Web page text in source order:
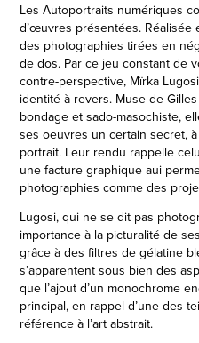
Les Autoportraits numériques
d’œuvres présentées. Réalisée
des photographies tirées en
de dos. Par ce jeu constant de
contre-perspective, Mïrka
identité à revers. Muse de
bondage et sado-masochiste,
ses oeuvres un certain secret,
portrait. Leur rendu rappelle
une facture graphique aui
photographies comme des
Lugosi, qui ne se dit pas
importance à la picturalité de
grâce à des filtres de gélatine
s’apparentent sous bien des
que l’ajout d’un monochrome
principal, en rappel d’une des
référence à l’art abstrait.